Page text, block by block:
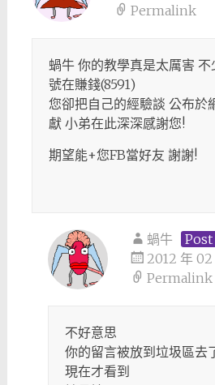
Permalink
蝸牛 你的教學真是太厲害
號在賺錢(8591)
您卻把自己的經驗談 公布於
獻 小弟在此深深感謝您!
期望能+您FB當好友 謝謝!
蝸牛
2012 年 02
Permalink
不好意思
你的留言被放到垃圾區去
現在才看到